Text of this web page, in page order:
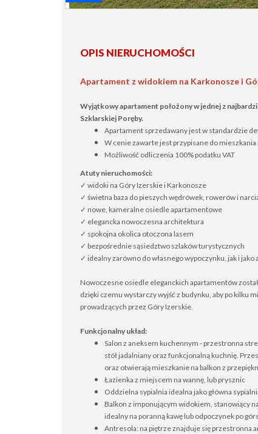
OPIS NIERUCHOMOŚCI
Apartament z widokiem na Karkonosze i
Wyjątkowy apartament położony w jednej z
Szklarskiej Poręby.
Apartament sprzedawany jest w standardzie
W cenie zawarte jest przypisane do
Możliwość odliczenia 100% podatku VAT
Atuty nieruchomości:
✓ widoki na Góry Izerskie i Karkonosze
✓ świetna baza do pieszych wędrówek, rowerów i
✓ nowe, kameralne osiedle apartamentowe
✓ elegancka nowoczesna architektura
✓ spokojna okolica otoczona lasem
✓ bezpośrednie sąsiedztwo szlaków turystycznych
✓ idealny zarówno do własnego wypoczynku, jak i
Nowoczesne osiedle eleganckich apartamentów
dzięki czemu wystarczy wyjść z budynku, aby po kilku
prowadzących przez Góry Izerskie.
Funkcjonalny układ:
Salon z aneksem kuchennym - przestronna
stół jadalniany oraz funkcjonalną kuchnię.
oraz otwierają mieszkanie na balkon z
Łazienka z miejscem na wannę, lub prysznic
Oddzielna sypialnia idealna jako główna
Balkon z imponującym widokiem, stanowiący
idealny na poranną kawę lub odpoczynek po
Antresola: na piętrze znajduje się przestronna